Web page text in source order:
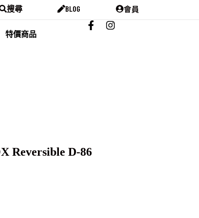
搜尋 BLOG 會員
特價商品
Reversible D-86